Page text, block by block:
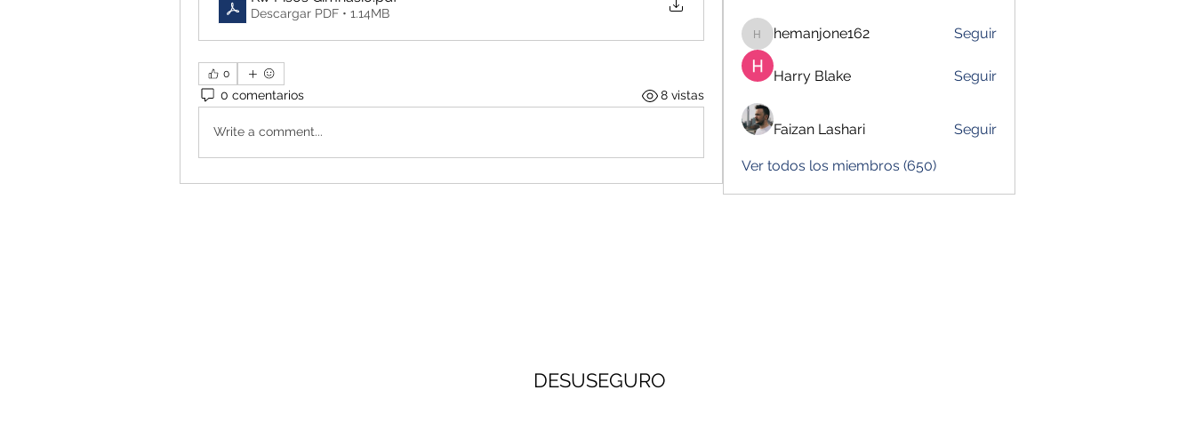
Descargar PDF • 1.14MB
0
0 comentarios 8 vistas
Write a comment...
hemanjone162
hemanjone162 Seguir
Harry Blake Seguir
Faizan Lashari Seguir
Ver todos los miembros (650)
DESUSEGURO